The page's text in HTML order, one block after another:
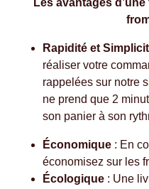
Les avantages
Rapidité et
réaliser votre
rappelées sur notre
ne prend que 2
son panier à son
Économique : En
économisez sur les
Écologique : Une